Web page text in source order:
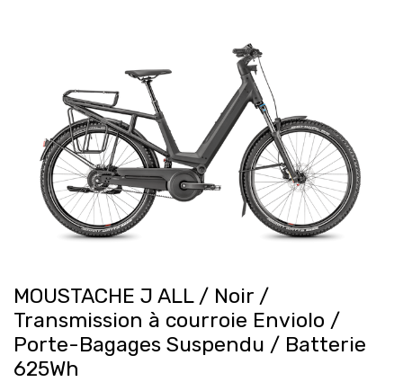
MOUSTACHE J ALL / Noir /
Transmission à courroie Enviolo /
Porte-Bagages Suspendu / Batterie
625Wh